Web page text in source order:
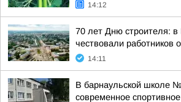
14:12
70 лет Дню строителя: в
чествовали работников
14:11
В барнаульской школе
современное